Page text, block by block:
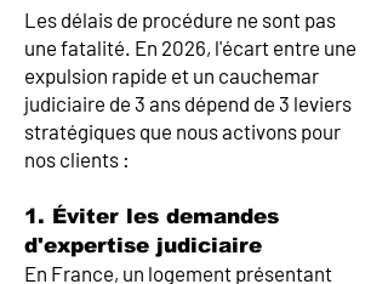
Les délais de procédure ne sont pas
une fatalité. En 2026, l'écart entre une
expulsion rapide et un cauchemar
judiciaire de 3 ans dépend de 3 leviers
stratégiques que nous activons pour
nos clients :
1. Éviter les demandes
d'expertise judiciaire
En France, un logement présentant